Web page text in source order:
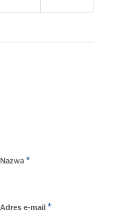
Nazwa *
Adres e-mail *